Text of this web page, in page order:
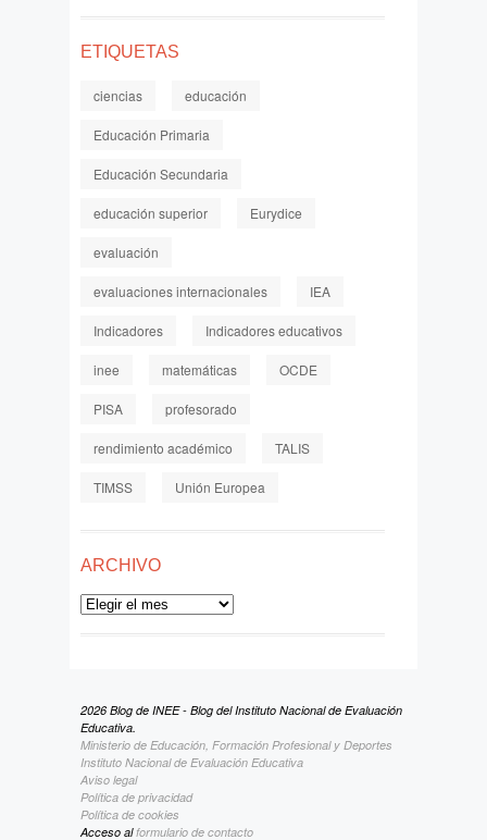
ETIQUETAS
ciencias educación
Educación Primaria
Educación Secundaria
educación superior Eurydice
evaluación
evaluaciones internacionales IEA
Indicadores Indicadores educativos
inee matemáticas OCDE
PISA profesorado
rendimiento académico TALIS
TIMSS Unión Europea
ARCHIVO
Archivo
2026 Blog de INEE - Blog del Instituto Nacional de Evaluación
Educativa.
Ministerio de Educación, Formación Profesional y Deportes
Instituto Nacional de Evaluación Educativa
Aviso legal
Política de privacidad
Política de cookies
Acceso alformulario de contacto